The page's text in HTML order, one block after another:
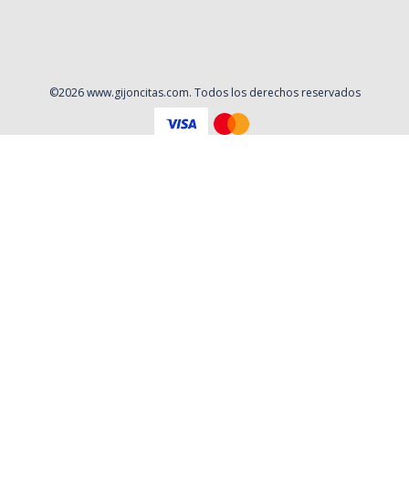
©2026 www.gijoncitas.com. Todos los derechos reservados